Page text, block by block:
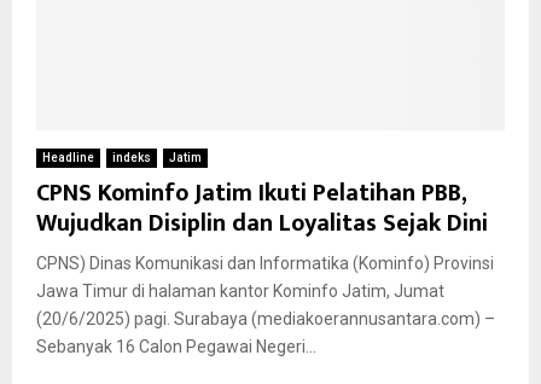
Headline indeks Jatim
CPNS Kominfo Jatim Ikuti Pelatihan PBB,
Wujudkan Disiplin dan Loyalitas Sejak Dini
CPNS) Dinas Komunikasi dan Informatika (Kominfo) Provinsi
Jawa Timur di halaman kantor Kominfo Jatim, Jumat
(20/6/2025) pagi. Surabaya (mediakoerannusantara.com) –
Sebanyak 16 Calon Pegawai Negeri...